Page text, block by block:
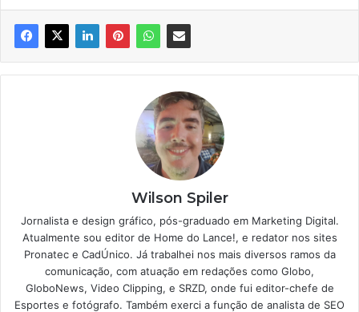
Wilson Spiler
Jornalista e design gráfico, pós-graduado em Marketing Digital.
Atualmente sou editor de Home do Lance!, e redator nos sites
Pronatec e CadÚnico. Já trabalhei nos mais diversos ramos da
comunicação, com atuação em redações como Globo,
GloboNews, Video Clipping, e SRZD, onde fui editor-chefe de
Esportes e fotógrafo. Também exerci a função de analista de SEO